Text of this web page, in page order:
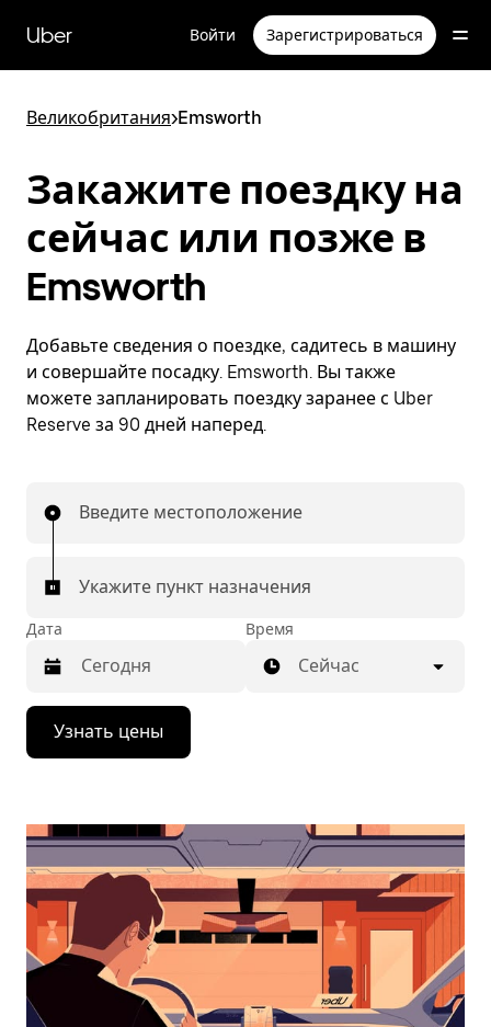
перейти
к
содержимому
Uber Войти Зарегистрироваться
Великобритания>Emsworth
Закажите поездку на
сейчас или позже в
Emsworth
Добавьте сведения о поездке, садитесь в машину
и совершайте посадку. Emsworth. Вы также
можете запланировать поездку заранее с Uber
Reserve за 90 дней наперед.
Введите местоположение
Укажите пункт назначения
Дата
Нажмите
стрелку
вниз,
календарю
выбрать
дату.
Чтобы
закрыть
календарь,
нажмите
Esc.
Время
Сейчас
Узнать цены